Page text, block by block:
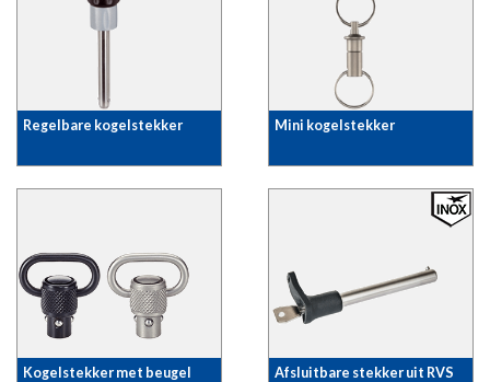
Regelbare kogelstekker Mini kogelstekker
Kogelstekker met beugel Afsluitbare stekker uit RVS